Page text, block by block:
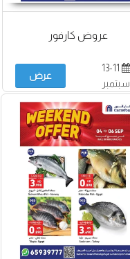
عروض كارفور
13-11
سبتمبر
عرض